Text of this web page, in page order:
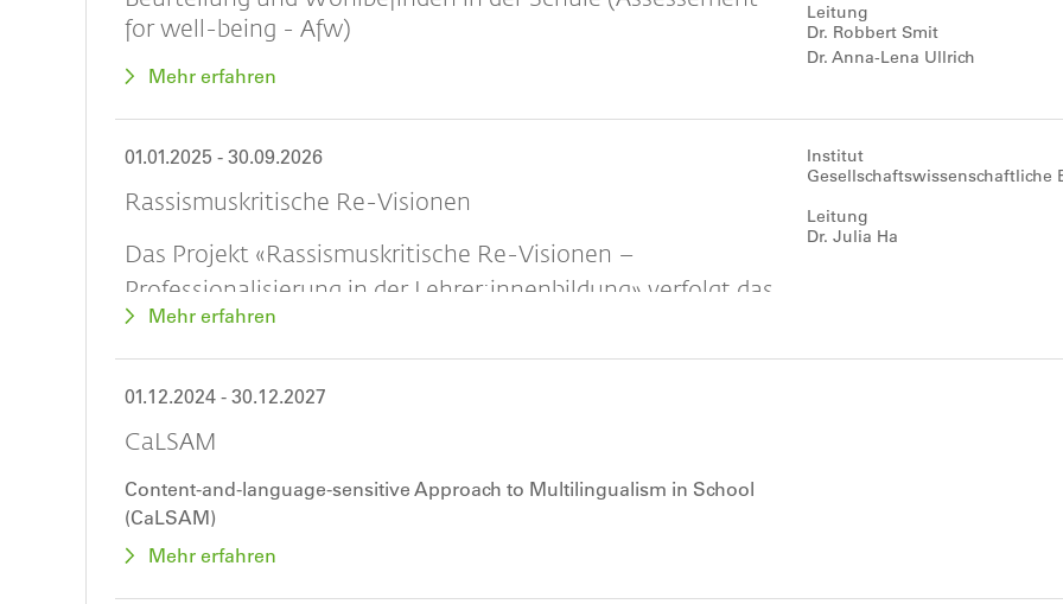
for well-being - Afw)
Mehr erfahren
Leitung
Dr. Robbert Smit
Dr. Anna-Lena Ullrich
01.01.2025 - 30.09.2026
Rassismuskritische Re-Visionen
Das Projekt «Rassismuskritische Re-Visionen –
Professionalisierung in der Lehrer:innenbildung» verfolgt das
Ziel, die Schweizer Lehrer:innenbildung im Bereich
rassismus- und diskriminierungskritischer Fachdidaktiken
weiterzuentwickeln.
Mehr erfahren
Institut
Gesellschaftswissenschaftliche
Leitung
Dr. Julia Ha
01.12.2024 - 30.12.2027
CaLSAM
Content-and-language-sensitive Approach to Multilingualism in School
(CaLSAM)
Mehr erfahren